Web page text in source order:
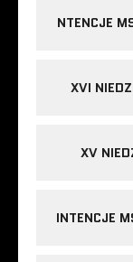
NTENCJE
XVI
XV
INTENCJE